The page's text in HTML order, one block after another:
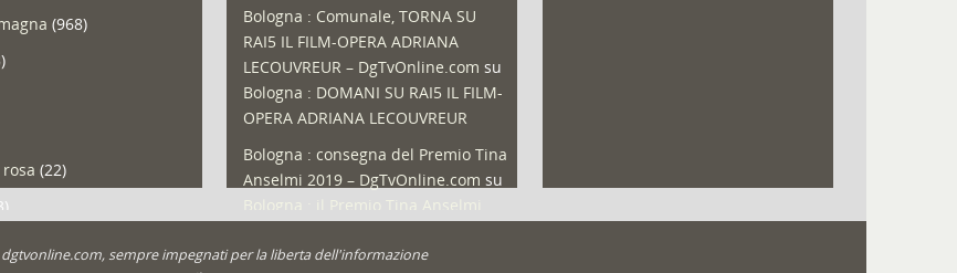
(968)
(22)
Bologna : Comunale, TORNA SU
RAI5 IL FILM-OPERA ADRIANA
LECOUVREUR – DgTvOnline.com su
Bologna : DOMANI SU RAI5 IL FILM-
OPERA ADRIANA LECOUVREUR
Bologna : consegna del Premio Tina
Anselmi 2019 – DgTvOnline.com su
dgtvonline.com, sempre impegnati per la liberta dell'informazione